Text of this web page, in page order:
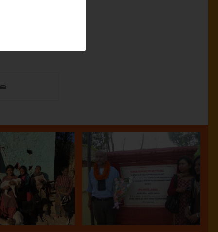
capre
2018
27.03.2018
Sanga –
Realizzazione di un
pozzo profondo